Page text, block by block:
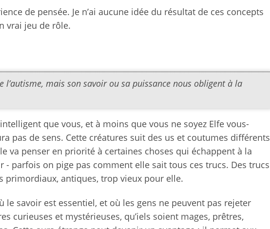
de pensée. Je n’ai aucune idée du résultat de ces concepts
vrai jeu de rôle.
l’autisme, mais son savoir ou sa puissance nous obligent à la
que vous, et à moins que vous ne soyez Elfe vous-
pas de sens. Cette créatures suit des us et coutumes différents
va penser en priorité à certaines choses qui échappent à la
parfois on pige pas comment elle sait tous ces trucs. Des trucs
primordiaux, antiques, trop vieux pour elle.
le savoir est essentiel, et où les gens ne peuvent pas rejeter
curieuses et mystérieuses, qu’iels soient mages, prêtres,